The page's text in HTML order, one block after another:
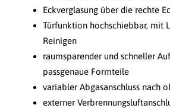
Eckverglasung über die rechte
Türfunktion hochschiebbar, mit
Reinigen
raumsparender und schneller
passgenaue Formteile
variabler Abgasanschluss nach
externer